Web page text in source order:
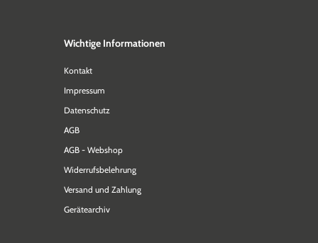
Wichtige Informationen
Kontakt
Impressum
Datenschutz
AGB
AGB - Webshop
Widerrufsbelehrung
Versand und Zahlung
Gerätearchiv